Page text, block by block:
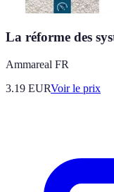
La réforme des
Ammareal FR
3.19 EURVoir le prix